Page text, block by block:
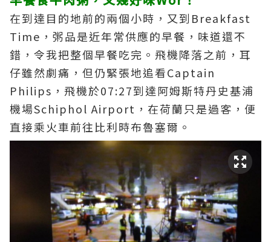
在到達目的地前的兩個小時，又到Breakfast
Time，粥品是近年常供應的早餐，味道還不
錯，令我把整個早餐吃完。飛機降落之前，耳
仔雖然劇痛，但仍緊張地追看Captain
Philips，飛機於07:27到達阿姆斯特丹史基浦
機場Schiphol Airport，在荷蘭只是過客，便
直接乘火車前往比利時布魯塞爾。